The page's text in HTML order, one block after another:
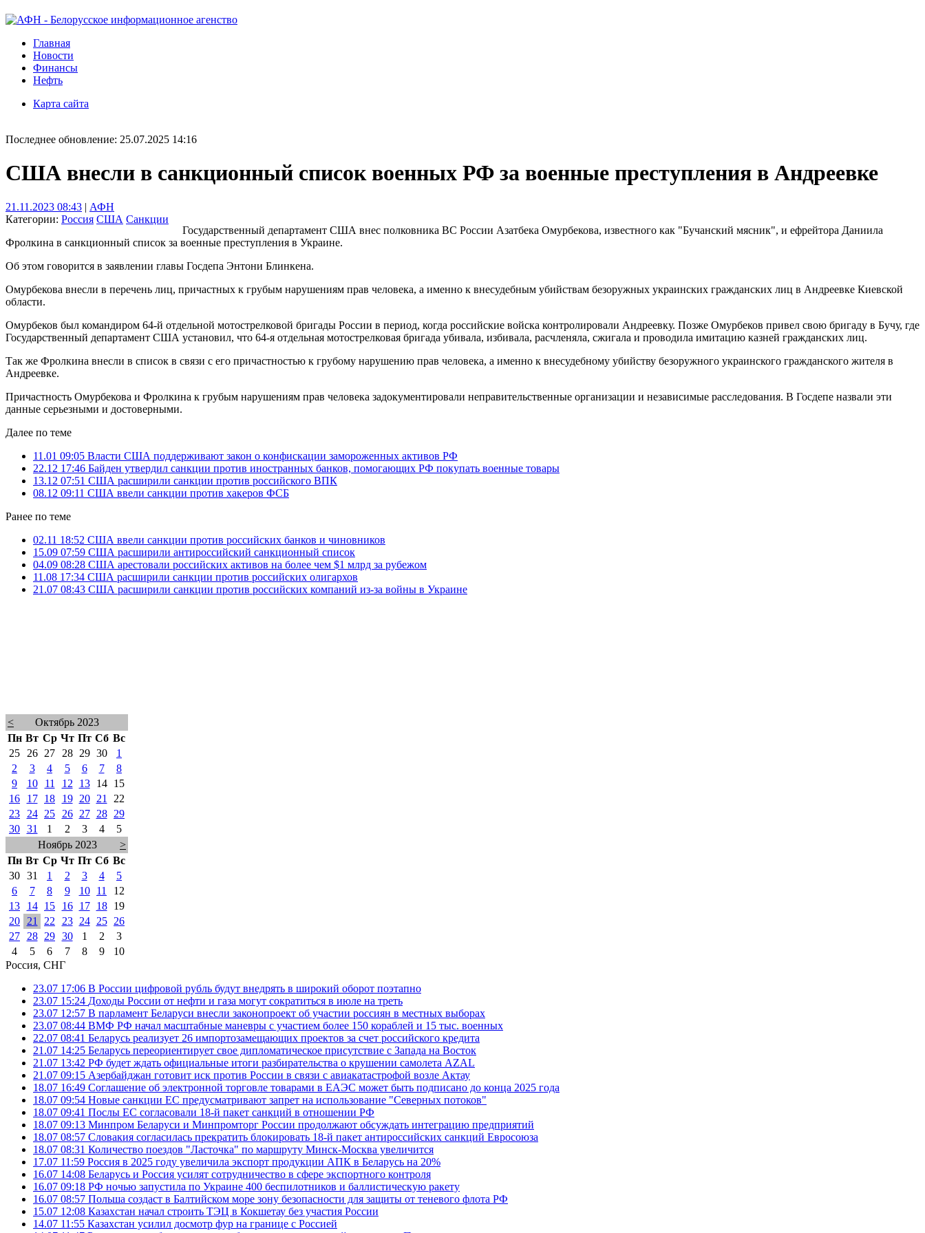
Главная
Новости
Финансы
Нефть
Карта сайта
Последнее обновление: 25.07.2025 14:16
США внесли в санкционный список военных РФ за военные преступления в Андреевке
21.11.2023 08:43 | АФН
Категории: Россия США Санкции
Государственный департамент США внес полковника ВС России Азатбека Омурбекова, известного как "Бучанский мясник", и ефрейтора Даниила
Фролкина в санкционный список за военные преступления в Украине.
Об этом говорится в заявлении главы Госдепа Энтони Блинкена.
Омурбекова внесли в перечень лиц, причастных к грубым нарушениям прав человека, а именно к внесудебным убийствам безоружных украинских гражданских лиц в Андреевке Киевской
области.
Омурбеков был командиром 64-й отдельной мотострелковой бригады России в период, когда российские войска контролировали Андреевку. Позже Омурбеков привел свою бригаду в Бучу, где
Государственный департамент США установил, что 64-я отдельная мотострелковая бригада убивала, избивала, расчленяла, сжигала и проводила имитацию казней гражданских лиц.
Так же Фролкина внесли в список в связи с его причастностью к грубому нарушению прав человека, а именно к внесудебному убийству безоружного украинского гражданского жителя в
Андреевке.
Причастность Омурбекова и Фролкина к грубым нарушениям прав человека задокументировали неправительственные организации и независимые расследования. В Госдепе назвали эти
данные серьезными и достоверными.
Далее по теме
11.01 09:05 Власти США поддерживают закон о конфискации замороженных активов РФ
22.12 17:46 Байден утвердил санкции против иностранных банков, помогающих РФ покупать военные товары
13.12 07:51 США расширили санкции против российского ВПК
08.12 09:11 США ввели санкции против хакеров ФСБ
Ранее по теме
02.11 18:52 США ввели санкции против российских банков и чиновников
15.09 07:59 США расширили антироссийский санкционный список
04.09 08:28 США арестовали российских активов на более чем $1 млрд за рубежом
11.08 17:34 США расширили санкции против российских олигархов
21.07 08:43 США расширили санкции против российских компаний из-за войны в Украине
<
Октябрь 2023
Пн Вт Ср Чт Пт Сб Вс
25
26 27 28 29 30
1
2
3 4 5 6 7
8
9
10 11 12 13 14
15
16
17 18 19 20 21
22
23
24 25 26 27 28
29
30 31 1 2 3 4
5
Ноябрь 2023
>
Пн Вт Ср Чт Пт Сб Вс
30 31 1 2 3 4
5
6
7 8 9 10 11
12
13
14 15 16 17 18
19
20
21 22 23 24 25
26
27
28 29 30 1 2
3
4
5 6 7 8 9
10
Россия, СНГ
23.07 17:06 В России цифровой рубль будут внедрять в широкий оборот поэтапно
23.07 15:24 Доходы России от нефти и газа могут сократиться в июле на треть
23.07 12:57 В парламент Беларуси внесли законопроект об участии россиян в местных выборах
23.07 08:44 ВМФ РФ начал масштабные маневры с участием более 150 кораблей и 15 тыс. военных
22.07 08:41 Беларусь реализует 26 импортозамещающих проектов за счет российского кредита
21.07 14:25 Беларусь переориентирует свое дипломатическое присутствие с Запада на Восток
21.07 13:42 РФ будет ждать официальные итоги разбирательства о крушении самолета AZAL
21.07 09:15 Азербайджан готовит иск против России в связи с авиакатастрофой возле Актау
18.07 16:49 Соглашение об электронной торговле товарами в ЕАЭС может быть подписано до конца 2025 года
18.07 09:54 Новые санкции ЕС предусматривают запрет на использование "Северных потоков"
18.07 09:41 Послы ЕС согласовали 18-й пакет санкций в отношении РФ
18.07 09:13 Минпром Беларуси и Минпромторг России продолжают обсуждать интеграцию предприятий
18.07 08:57 Словакия согласилась прекратить блокировать 18-й пакет антироссийских санкций Евросоюза
18.07 08:31 Количество поездов "Ласточка" по маршруту Минск-Москва увеличится
17.07 11:59 Россия в 2025 году увеличила экспорт продукции АПК в Беларусь на 20%
16.07 14:08 Беларусь и Россия усилят сотрудничество в сфере экспортного контроля
16.07 09:18 РФ ночью запустила по Украине 400 беспилотников и баллистическую ракету
16.07 08:57 Польша создаст в Балтийском море зону безопасности для защиты от теневого флота РФ
15.07 12:08 Казахстан начал строить ТЭЦ в Кокшетау без участия России
14.07 11:55 Казахстан усилил досмотр фур на границе с Россией